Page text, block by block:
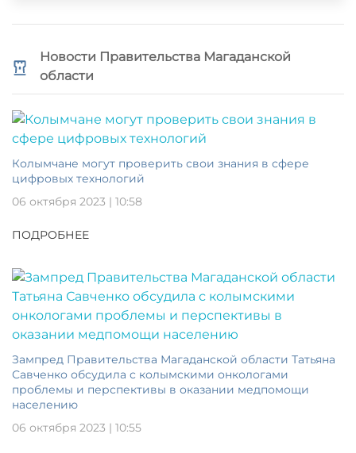
Новости Правительства Магаданской
области
Колымчане могут проверить свои знания в сфере
цифровых технологий
06 октября 2023 | 10:58
ПОДРОБНЕЕ
Зампред Правительства Магаданской области Татьяна
Савченко обсудила с колымскими онкологами
проблемы и перспективы в оказании медпомощи
населению
06 октября 2023 | 10:55